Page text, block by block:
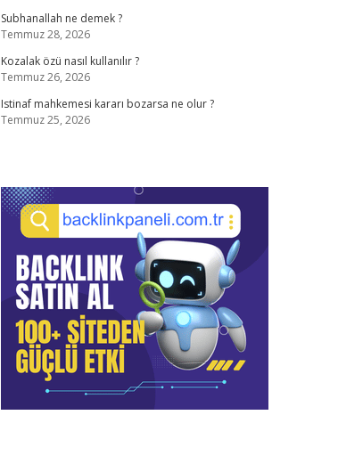
Subhanallah ne demek ?
Temmuz 28, 2026
Kozalak özü nasıl kullanılır ?
Temmuz 26, 2026
Istinaf mahkemesi kararı bozarsa ne olur ?
Temmuz 25, 2026